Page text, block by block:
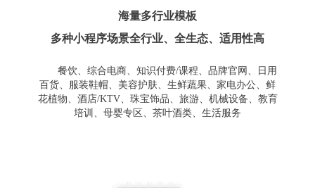
海量多行业模板
多种小程序场景全行业、全生态、适用性高
餐饮、综合电商、知识付费/课程、品牌官网、日用
百货、服装鞋帽、美容护肤、生鲜蔬果、家电办公、鲜
花植物、酒店/KTV、珠宝饰品、旅游、机械设备、教育
培训、母婴专区、茶叶酒类、生活服务